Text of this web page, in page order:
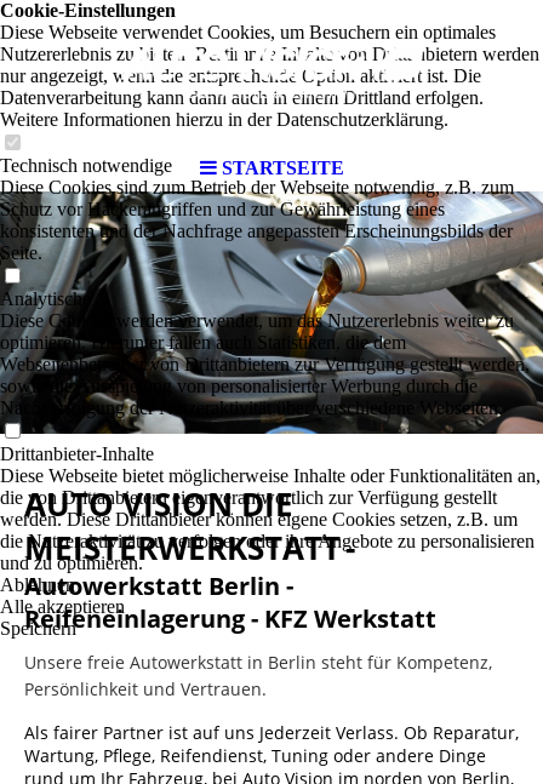
STARTSEITE
AUTO VISION DIE
MEISTERWERKSTATT-
Autowerkstatt Berlin -
Reifeneinlagerung - KFZWerkstatt
Unsere freie Autowerkstatt in Berlin steht für Kompetenz,
Persönlichkeit und Vertrauen.
Als fairer Partner ist auf uns Jederzeit Verlass. Ob Reparatur,
Wartung, Pflege, Reifendienst, Tuning oder andere Dinge
rund um Ihr Fahrzeug, bei Auto Vision im norden von Berlin,
Cookie-Einstellungen
Diese Webseite verwendet Cookies, um Besuchern ein optimales
Nutzererlebnis zu bieten. Bestimmte Inhalte von Drittanbietern werden
nur angezeigt, wenn die entsprechende Option aktiviert ist. Die
Datenverarbeitung kann dann auch in einem Drittland erfolgen.
Weitere Informationen hierzu in der Datenschutzerklärung.
Technisch notwendige
Diese Cookies sind zum Betrieb der Webseite notwendig, z.B. zum
Schutz vor Hackerangriffen und zur Gewährleistung eines
konsistenten und der Nachfrage angepassten Erscheinungsbilds der
Seite.
Analytische
Diese Cookies werden verwendet, um das Nutzererlebnis weiter zu
optimieren. Hierunter fallen auch Statistiken, die dem
Webseitenbetreiber von Drittanbietern zur Verfügung gestellt werden,
sowie die Ausspielung von personalisierter Werbung durch die
Nachverfolgung der Nutzeraktivität über verschiedene Webseiten.
Drittanbieter-Inhalte
Diese Webseite bietet möglicherweise Inhalte oder Funktionalitäten an,
die von Drittanbietern eigenverantwortlich zur Verfügung gestellt
werden. Diese Drittanbieter können eigene Cookies setzen, z.B. um
die Nutzeraktivität zu verfolgen oder ihre Angebote zu personalisieren
und zu optimieren.
Ablehnen
Alle akzeptieren
Speichern